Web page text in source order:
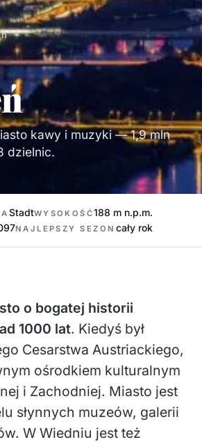
kawy i muzyki — 1,9 mln
dzielnic.
StadtWYSOKOŚĆ188 m n.p.m.
NAJLEPSZY SEZON cały rok
o bogatej historii
1000 lat. Kiedyś był
Cesarstwa Austriackiego,
ośrodkiem kulturalnym
i Zachodniej. Miasto jest
słynnych muzeów, galerii
W Wiedniu jest też